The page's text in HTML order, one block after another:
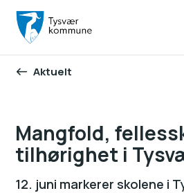
Du er her:
Aktuelt
Mangfold,
tilhørighet i
12. juni markerer skolene i